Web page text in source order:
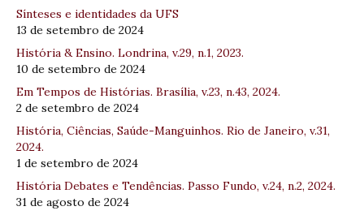
Sínteses e identidades da UFS
13 de setembro de 2024
História & Ensino. Londrina, v.29, n.1, 2023.
10 de setembro de 2024
Em Tempos de Histórias. Brasília, v.23, n.43, 2024.
2 de setembro de 2024
História, Ciências, Saúde-Manguinhos. Rio de Janeiro, v.31,
2024.
1 de setembro de 2024
História Debates e Tendências. Passo Fundo, v.24, n.2, 2024.
31 de agosto de 2024